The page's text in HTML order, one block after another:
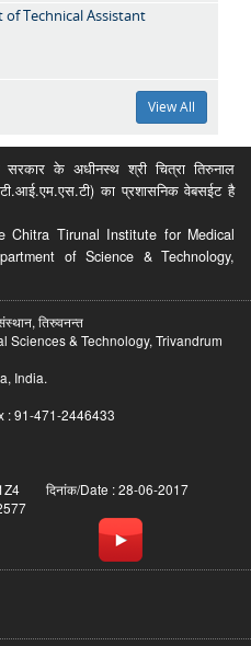
Technical Assistant
View All
सरकार के अधीनस्थ श्री चित्रा तिरुनाल
का प्रशासनिक वेबसईट है
Tirunal Institute for Medical
of Science & Technology,
संस्थान, तिरुवनन्त
Sciences & Technology, Trivandrum
India.
: 91-471-2446433
दिनांक/Date : 28-06-2017